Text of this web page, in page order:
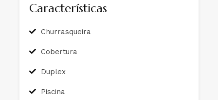
Características
Churrasqueira
Cobertura
Duplex
Piscina